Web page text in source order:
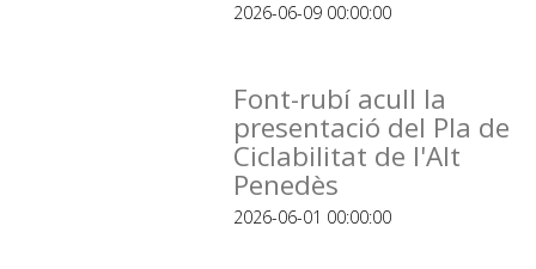
2026-06-09 00:00:00
Font-rubí acull la
presentació del Pla de
Ciclabilitat de l'Alt
Penedès
2026-06-01 00:00:00